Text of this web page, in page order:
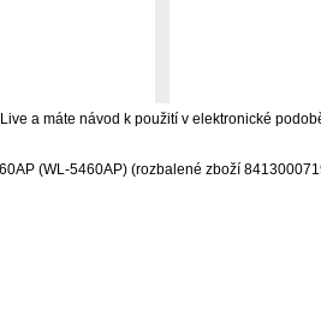
a máte návod k použití v elektronické
(WL-5460AP) (rozbalené zboží